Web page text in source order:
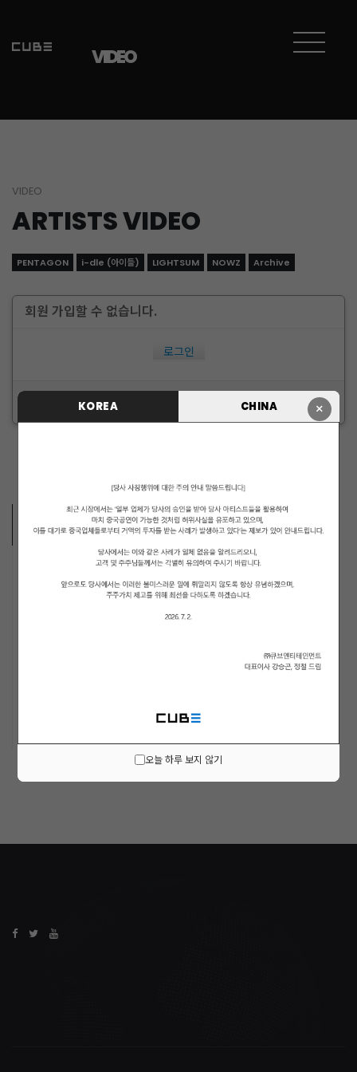
×
KOREA CHINA
오늘 하루 보지 않기
VIDEO
VIDEO
ARTISTS VIDEO
PENTAGON i-dle (아이들) LIGHTSUM NOWZ Archive
회원 가입할 수 없습니다.
로그인
ID/PW 찾기| 회원가입
ARTISTS VIDEO